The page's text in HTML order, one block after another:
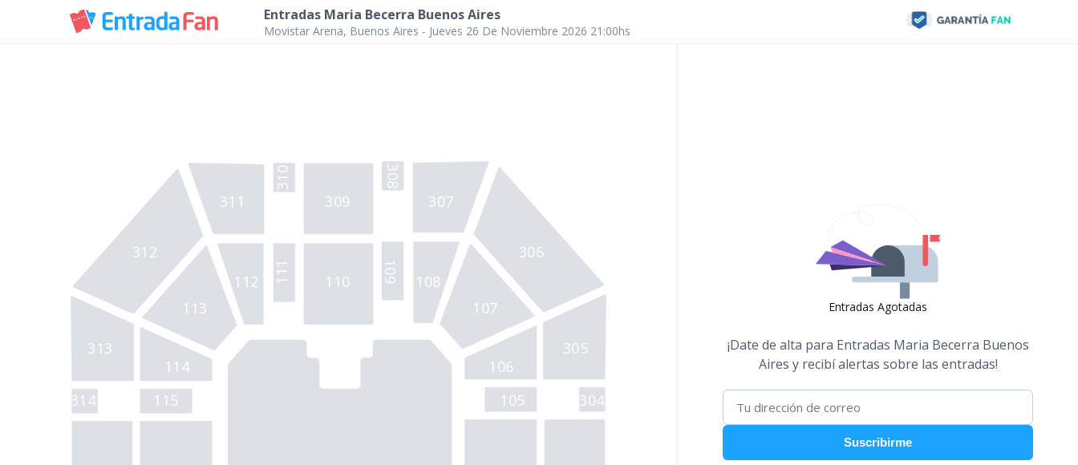
Entradas Maria Becerra Buenos Aires
Movistar Arena, Buenos Aires - Jueves 26 De Noviembre 2026 21:00hs
314
313
312
311
310
309
308
307
306
305
304
115
114
113
112 111 110 109
108
107
106
105
Entradas Agotadas
¡Date de alta para Entradas Maria Becerra Buenos
Aires y recibí alertas sobre las entradas!
Suscribirme